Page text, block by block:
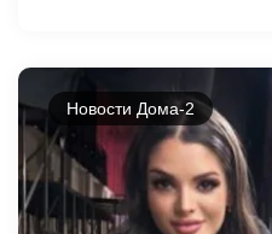
Новости Дома-2